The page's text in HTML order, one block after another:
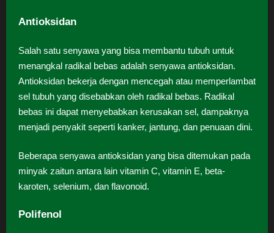
Antioksidan
Salah satu senyawa yang bisa membantu tubuh untuk
menangkal radikal bebas adalah senyawa antioksidan.
Antioksidan bekerja dengan mencegah atau memperlambat
sel tubuh yang disebabkan oleh radikal bebas. Radikal
bebas ini dapat menyebabkan kerusakan sel, dampaknya
menjadi penyakit seperti kanker, jantung, dan penuaan dini.
Beberapa senyawa antioksidan yang bisa ditemukan pada
minyak zaitun antara lain vitamin C, vitamin E, beta-
karoten, selenium, dan flavonoid.
Polifenol